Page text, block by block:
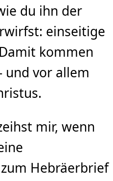
du ihn der
einseitige
kommen
und vor allem
mir, wenn
Hebräerbrief